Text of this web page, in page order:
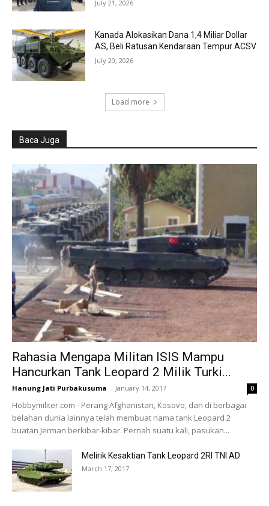
July 21, 2026
Kanada Alokasikan Dana 1,4 Miliar Dollar
AS, Beli Ratusan Kendaraan Tempur ACSV
July 20, 2026
Load more
Baca Juga
Rahasia Mengapa Militan ISIS Mampu
Hancurkan Tank Leopard 2 Milik Turki...
Hanung Jati Purbakusuma - January 14, 2017 0
Hobbymiliter.com - Perang Afghanistan, Kosovo, dan di berbagai
belahan dunia lainnya telah membuat nama tank Leopard 2
buatan Jerman berkibar-kibar. Pernah suatu kali, pasukan...
Melirik Kesaktian Tank Leopard 2RI TNI AD
March 17, 2017